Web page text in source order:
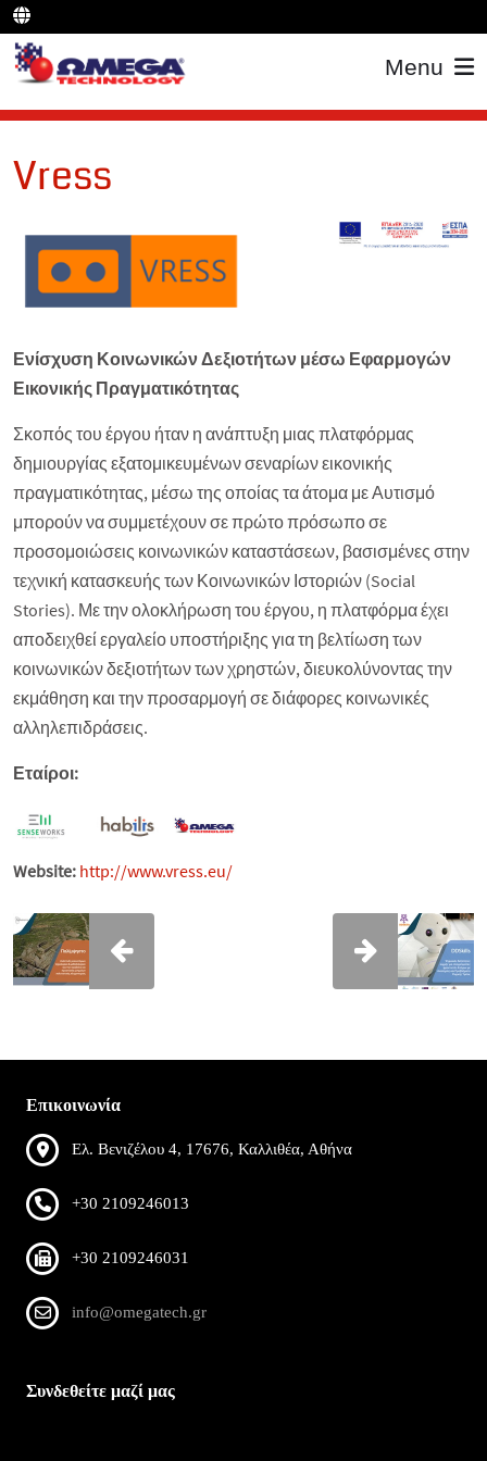
Menu
Vress
Ενίσχυση Κοινωνικών Δεξιοτήτων μέσω Εφαρμογών
Εικονικής Πραγματικότητας
Σκοπός του έργου ήταν η ανάπτυξη μιας πλατφόρμας
δημιουργίας εξατομικευμένων σεναρίων εικονικής
πραγματικότητας, μέσω της οποίας τα άτομα με Αυτισμό
μπορούν να συμμετέχουν σε πρώτο πρόσωπο σε
προσομοιώσεις κοινωνικών καταστάσεων, βασισμένες στην
τεχνική κατασκευής των Κοινωνικών Ιστοριών (Social
Stories). Με την ολοκλήρωση του έργου, η πλατφόρμα έχει
αποδειχθεί εργαλείο υποστήριξης για τη βελτίωση των
κοινωνικών δεξιοτήτων των χρηστών, διευκολύνοντας την
εκμάθηση και την προσαρμογή σε διάφορες κοινωνικές
αλληλεπιδράσεις.
Εταίροι:
Website: http://www.vress.eu/
Επικοινωνία
Ελ. Βενιζέλου 4, 17676, Καλλιθέα, Αθήνα
+30 2109246013
+30 2109246031
info@omegatech.gr
Συνδεθείτε μαζί μας